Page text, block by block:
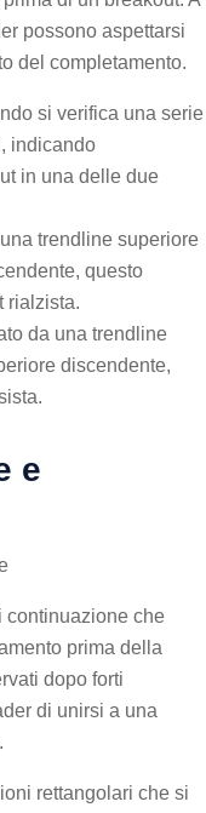
possono aspettarsi
del completamento.
si verifica una serie
indicando
in una delle due
trendline superiore
questo
rialzista.
da una trendline
discendente,
e
continuazione che
prima della
dopo forti
di unirsi a una
rettangolari che si